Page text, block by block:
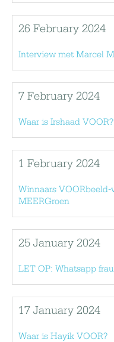
26 February 2024
Interview met Marcel
7 February 2024
Waar is Irshaad VOOR?
1 February 2024
Winnaars
MEERGroen
25 January 2024
LET OP: Whatsapp
17 January 2024
Waar is Hayik VOOR?